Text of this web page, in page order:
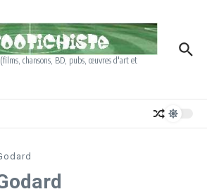
chansons, BD, pubs, œuvres d'art et